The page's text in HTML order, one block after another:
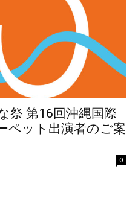
祭 第16回沖縄国際
ペット出演者のご案
0